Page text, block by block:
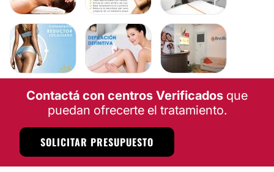
Contactá con centros Verificados que
puedan ofrecerte el tratamiento.
SOLICITAR PRESUPUESTO